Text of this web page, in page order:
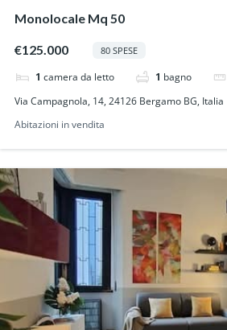
Monolocale Mq 50
€125.000 80 SPESE
1 camera da letto 1 bagno
Via Campagnola, 14, 24126 Bergamo BG, Italia
Abitazioni in vendita